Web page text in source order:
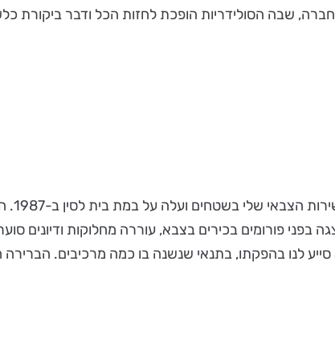
שבה הסולידריות הופכת לחזות הכל ודבר ביקורת
פורומים בכירים בצבא, עוררה מחלוקות ודיונים
את המחזה לתסריט שהצבא סייע לנו בהפקתו, בתנאי שנשנה בו כמה